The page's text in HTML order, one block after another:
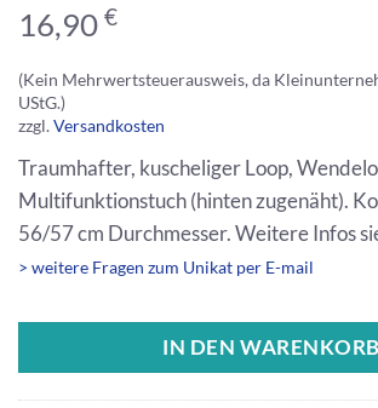
16,90 €
(Kein Mehrwertsteuerausweis, da
UStG.)
zzgl.Versandkosten
Traumhafter, kuscheliger Loop,
Multifunktionstuch (hinten zugenäht).
56/57 cm Durchmesser. Weitere Infos
> weitere Fragen zum Unikat per E-mail
IN DEN WARENKORB